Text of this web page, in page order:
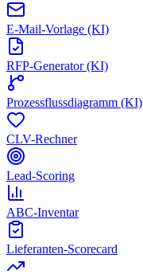
E-Mail-Vorlage (KI)
RFP-Generator (KI)
Prozessflussdiagramm (KI)
CLV-Rechner
Lead-Scoring
ABC-Inventar
Lieferanten-Scorecard